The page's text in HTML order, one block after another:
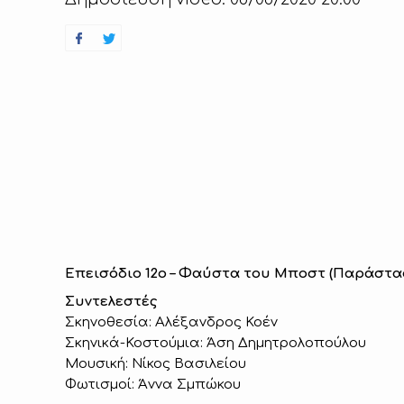
Επεισόδιο 12ο – Φαύστα του Μποστ
Συντελεστές
Σκηνοθεσία: Αλέξανδρος Κοέν
Σκηνικά-Κοστούμια: Άση Δημητρολοπούλου
Μουσική: Νίκος Βασιλείου
Φωτισμοί: Άννα Σμπώκου